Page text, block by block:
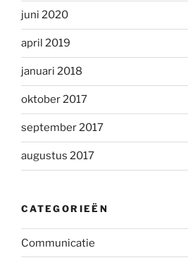
juni 2020
april 2019
januari 2018
oktober 2017
september 2017
augustus 2017
CATEGORIEËN
Communicatie